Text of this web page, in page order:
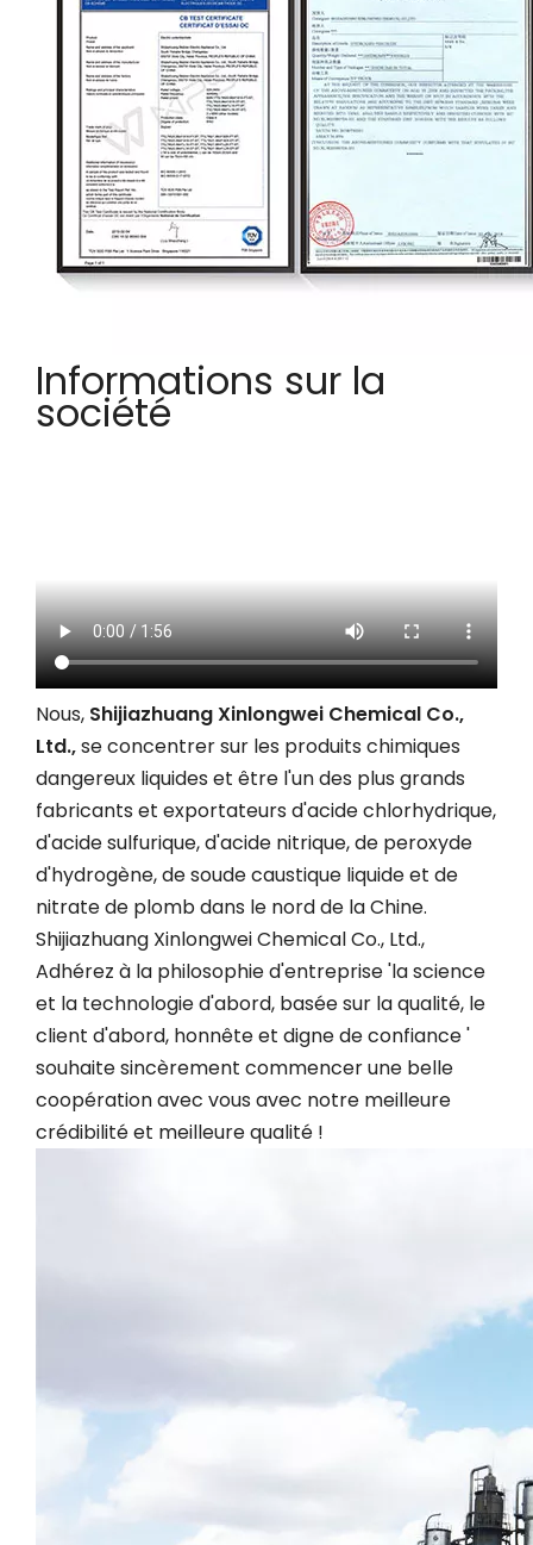
Informations sur la
société
Nous, Shijiazhuang Xinlongwei Chemical Co.,
Ltd.,se concentrer sur les produits chimiques
dangereux liquides et être l'un des plus grands
fabricants et exportateurs d'acide chlorhydrique,
d'acide sulfurique, d'acide nitrique, de peroxyde
d'hydrogène, de soude caustique liquide et de
nitrate de plomb dans le nord de la Chine.
Shijiazhuang Xinlongwei Chemical Co., Ltd.,
Adhérez à la philosophie d'entreprise 'la science
et la technologie d'abord, basée sur la qualité, le
client d'abord, honnête et digne de confiance '
souhaite sincèrement commencer une belle
coopération avec vous avec notre meilleure
crédibilité et meilleure qualité !